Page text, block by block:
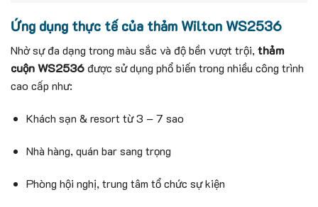
Ứng dụng thực tế của thảm Wilton WS2536
Nhờ sự đa dạng trong màu sắc và độ bền vượt trội,thảm
cuộn WS2536 được sử dụng phổ biến trong nhiều công trình
cao cấp như:
Khách sạn & resort từ 3 – 7 sao
Nhà hàng, quán bar sang trọng
Phòng hội nghị, trung tâm tổ chức sự kiện